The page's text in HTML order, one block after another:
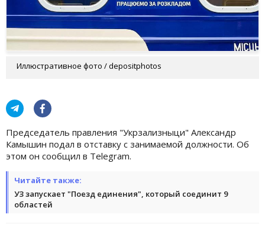
Иллюстративное фото / depositphotos
Председатель правления "Укрзализныци" Александр
Камышин подал в отставку с занимаемой должности. Об
этом он сообщил в Telegram.
Читайте также:
УЗ запускает "Поезд единения", который соединит 9
областей